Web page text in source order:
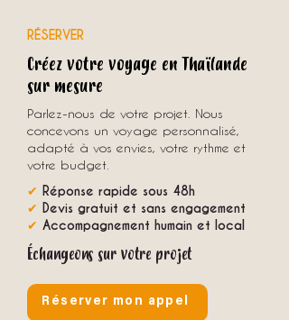
RÉSERVER
Créez votre voyage en Thaïlande
sur mesure
Parlez-nous de votre projet. Nous
concevons un voyage personnalisé,
adapté à vos envies, votre rythme et
votre budget.
✔ Réponse rapide sous 48h
✔ Devis gratuit et sans engagement
✔ Accompagnement humain et local
Échangeons sur votre projet
Réserver mon appel